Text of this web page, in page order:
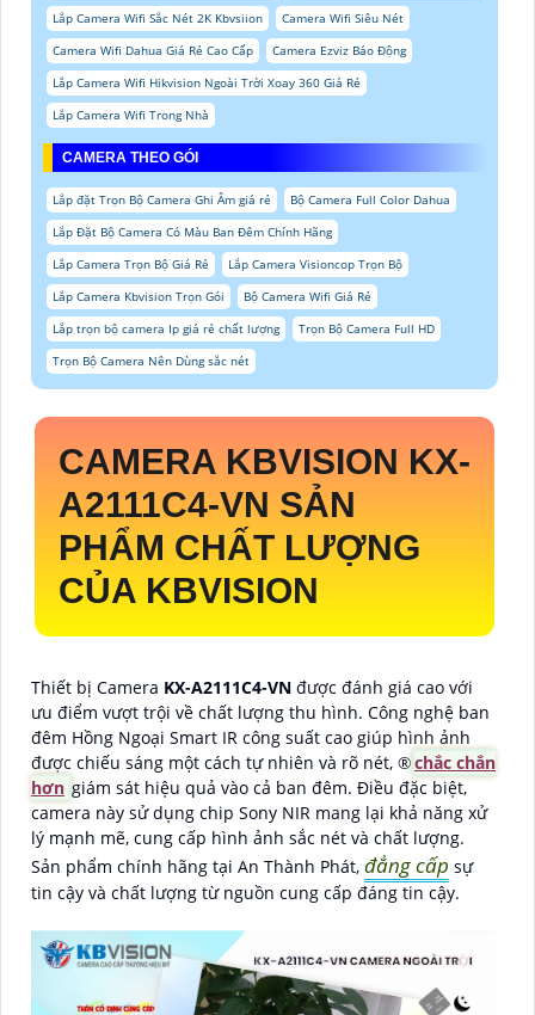
Lắp Camera Wifi Sắc Nét 2K Kbvsiion
Camera Wifi Siêu Nét
Camera Wifi Dahua Giá Rẻ Cao Cấp
Camera Ezviz Báo Động
Lắp Camera Wifi Hikvision Ngoài Trời Xoay 360 Giá Rẻ
Lắp Camera Wifi Trong Nhà
CAMERA THEO GÓI
Lắp đặt Trọn Bộ Camera Ghi Âm giá rẻ
Bộ Camera Full Color Dahua
Lắp Đặt Bộ Camera Có Màu Ban Đêm Chính Hãng
Lắp Camera Trọn Bộ Giá Rẻ
Lắp Camera Visioncop Trọn Bộ
Lắp Camera Kbvision Trọn Gói
Bộ Camera Wifi Giá Rẻ
Lắp trọn bộ camera Ip giá rẻ chất lượng
Trọn Bộ Camera Full HD
Trọn Bộ Camera Nên Dùng sắc nét
CAMERA KBVISION KX-
A2111C4-VN SẢN
PHẨM CHẤT LƯỢNG
CỦA KBVISION
Thiết bị Camera KX-A2111C4-VN được đánh giá cao với
ưu điểm vượt trội về chất lượng thu hình. Công nghệ ban
đêm Hồng Ngoại Smart IR công suất cao giúp hình ảnh
được chiếu sáng một cách tự nhiên và rõ nét, ®️chắc chắn
hơn giám sát hiệu quả vào cả ban đêm. Điều đặc biệt,
camera này sử dụng chip Sony NIR mang lại khả năng xử
lý mạnh mẽ, cung cấp hình ảnh sắc nét và chất lượng.
Sản phẩm chính hãng tại An Thành Phát, đẳng cấp sự
tin cậy và chất lượng từ nguồn cung cấp đáng tin cậy.